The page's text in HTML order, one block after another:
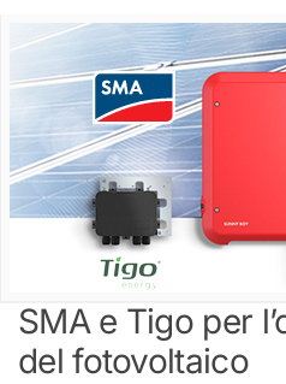
SMA e Tigo per
del fotovoltaico